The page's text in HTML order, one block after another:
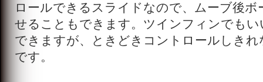
ロールできるスライドなので、ムーブ後
せることもできます。ツインフィンでも
できますが、ときどきコントロールしき
です。